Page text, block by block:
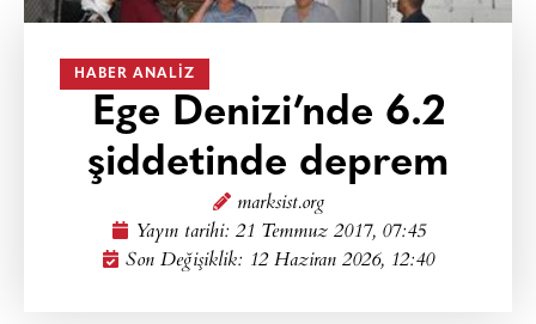
HABER ANALIZ
Ege Denizi’nde 6.2
şiddetinde deprem
marksist.org
Yayın tarihi: 21 Temmuz 2017, 07:45
Son Değişiklik: 12 Haziran 2026, 12:40